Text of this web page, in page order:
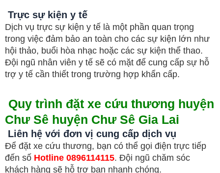
Trực sự kiện y tế
Dịch vụ trực sự kiện y tế là một phần quan trọng
trong việc đảm bảo an toàn cho các sự kiện lớn như
hội thảo, buổi hòa nhạc hoặc các sự kiện thể thao.
Đội ngũ nhân viên y tế sẽ có mặt để cung cấp sự hỗ
trợ y tế cần thiết trong trường hợp khẩn cấp.
Quy trình đặt xe cứu thương huyện
Chư Sê huyện Chư Sê Gia Lai
Liên hệ với đơn vị cung cấp dịch vụ
Để đặt xe cứu thương, bạn có thể gọi điện trực tiếp
đến số Hotline 0896114115. Đội ngũ chăm sóc
khách hàng sẽ hỗ trợ bạn nhanh chóng.